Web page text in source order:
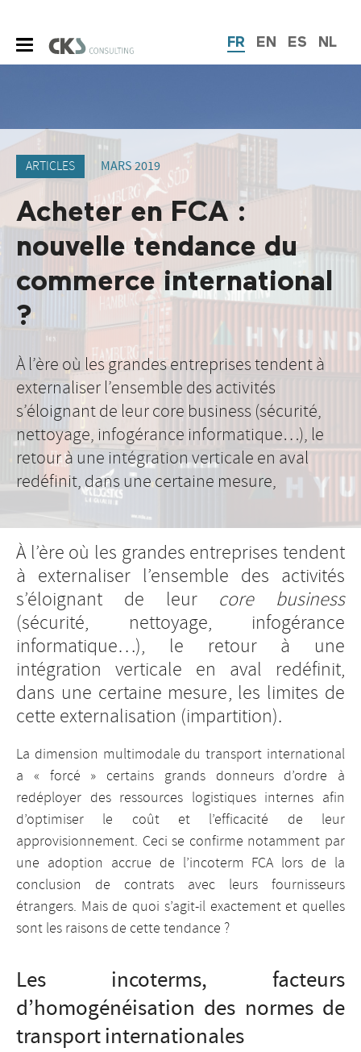
FR EN ES NL
ARTICLES MARS 2019
Acheter en FCA :
nouvelle tendance du
commerce international
?
À l’ère où les grandes entreprises tendent à
externaliser l’ensemble des activités
s’éloignant de leur core business (sécurité,
nettoyage, infogérance informatique…), le
retour à une intégration verticale en aval
redéfinit, dans une certaine mesure,
À l’ère où les grandes entreprises tendent
à externaliser l’ensemble des activités
s’éloignant de leur core business
(sécurité, nettoyage, infogérance
informatique…), le retour à une
intégration verticale en aval redéfinit,
dans une certaine mesure, les limites de
cette externalisation (impartition).
La dimension multimodale du transport international
a « forcé » certains grands donneurs d’ordre à
redéployer des ressources logistiques internes afin
d’optimiser le coût et l’efficacité de leur
approvisionnement. Ceci se confirme notamment par
une adoption accrue de l’incoterm FCA lors de la
conclusion de contrats avec leurs fournisseurs
étrangers. Mais de quoi s’agit-il exactement et quelles
sont les raisons de cette tendance ?
Les incoterms, facteurs
d’homogénéisation des normes de
transport internationales